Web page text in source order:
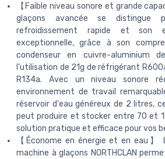
【Faible niveau sonore et grande
glaçons avancée se distingue
refroidissement rapide et son
exceptionnelle, grâce à son
condenseur en cuivre-aluminium
l'utilisation de 21g de réfrigérant
R134a. Avec un niveau sonore
environnement de travail
réservoir d'eau généreux de 2 litres,
peut produire et stocker entre 70 et
solution pratique et efficace pour vos
【Économe en énergie et en eau】
machine à glaçons NORTHCLAN